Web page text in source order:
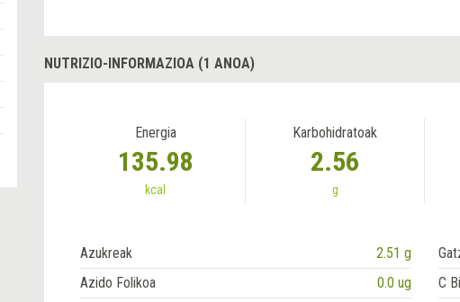
NUTRIZIO-INFORMAZIOA (1 ANOA)
Energia
135.98
kcal
Karbohidratoak
2.56
g
Azukreak 2.51 g
Azido Folikoa
0.0 ug C